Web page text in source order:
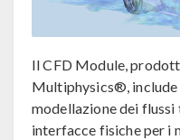
Il CFD Module,
Multiphysics®,
modellazione dei
interfacce fisiche per i